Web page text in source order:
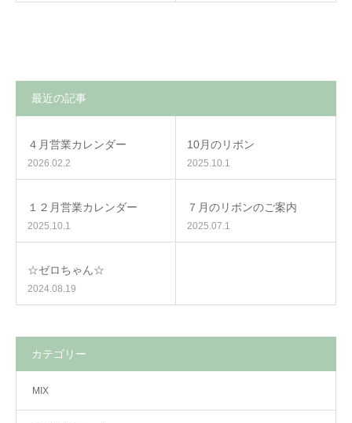
最近の記事
４月営業カレンダー
2026.02.2
10月のリボン
2025.10.1
１２月営業カレンダー
2025.10.1
７月のリボンのご案内
2025.07.1
☆ゼロちゃん☆
2024.08.19
カテゴリー
MIX